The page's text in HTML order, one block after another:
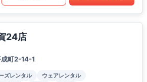
24店
町2-14-1
ズレンタル
ウェアレンタル